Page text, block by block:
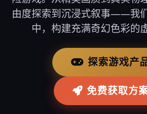
由度探索到沉浸式叙事——我
中，构建充满奇幻色彩的
探索游戏产
免费获取方